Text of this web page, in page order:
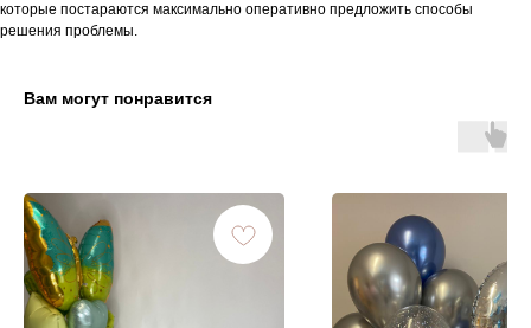
которые постараются максимально оперативно предложить способы
решения проблемы.
Вам могут понравится